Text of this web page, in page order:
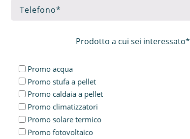
Prodotto a cui sei interessato*
Promo acqua
Promo stufa a pellet
Promo caldaia a pellet
Promo climatizzatori
Promo solare termico
Promo fotovoltaico